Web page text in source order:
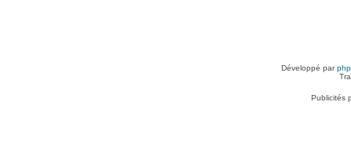
Développé par
Publicités